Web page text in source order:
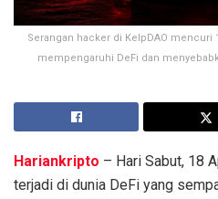
Serangan hacker di KelpDAO mencuri
mempengaruhi DeFi dan
Hariankripto – Hari Sabut, 18
terjadi di dunia DeFi yang